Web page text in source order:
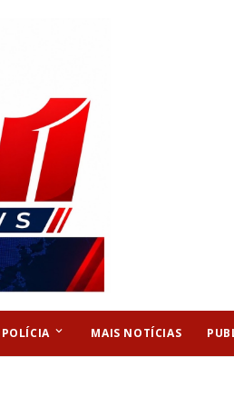
POLÍCIA keyboard_arrow_down MAIS NOTÍCIAS